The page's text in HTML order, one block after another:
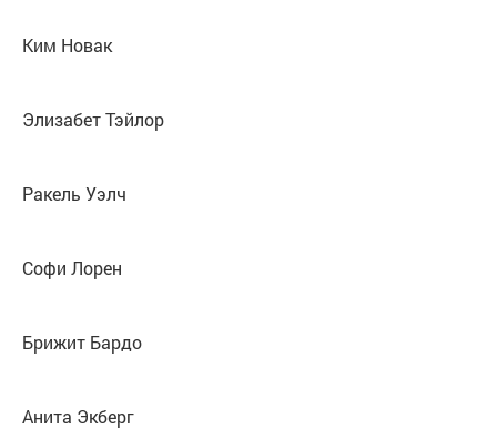
Ким Новак
Элизабет Тэйлор
Ракель Уэлч
Софи Лорен
Брижит Бардо
Анита Экберг